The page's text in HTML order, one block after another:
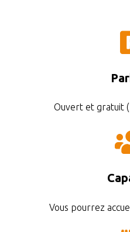
Ouvert et gratuit
Vous pourrez